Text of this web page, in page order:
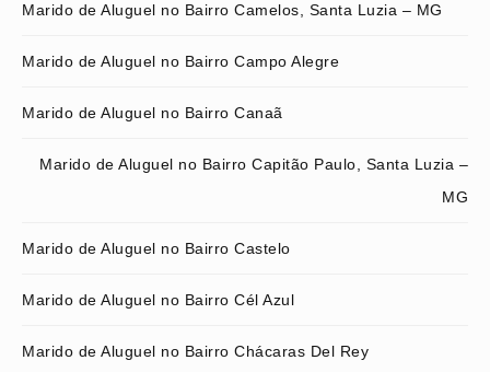
Marido de Aluguel no Bairro Camelos, Santa Luzia – MG
Marido de Aluguel no Bairro Campo Alegre
Marido de Aluguel no Bairro Canaã
Marido de Aluguel no Bairro Capitão Paulo, Santa Luzia –
MG
Marido de Aluguel no Bairro Castelo
Marido de Aluguel no Bairro Cél Azul
Marido de Aluguel no Bairro Chácaras Del Rey